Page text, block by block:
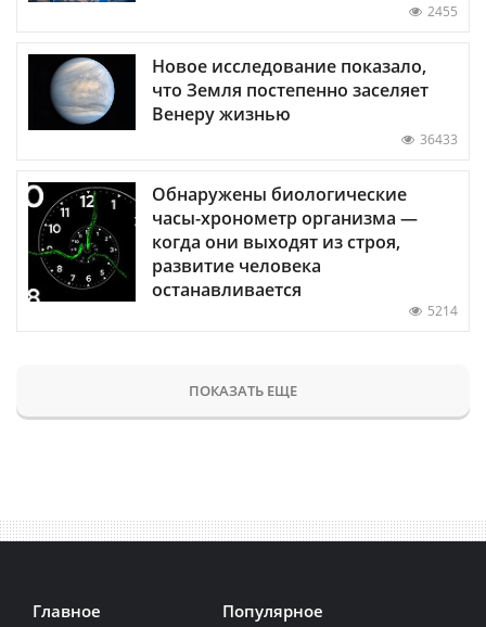
2455
Новое исследование показало,
что Земля постепенно заселяет
Венеру жизнью
36433
Обнаружены биологические
часы-хронометр организма —
когда они выходят из строя,
развитие человека
останавливается
5214
ПОКАЗАТЬ ЕЩЕ
Главное Популярное